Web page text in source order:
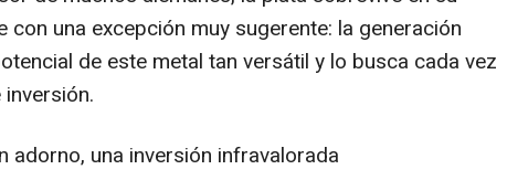
con una excepción muy sugerente: la generación
de este metal tan versátil y lo busca cada vez
adorno, una inversión infravalorada